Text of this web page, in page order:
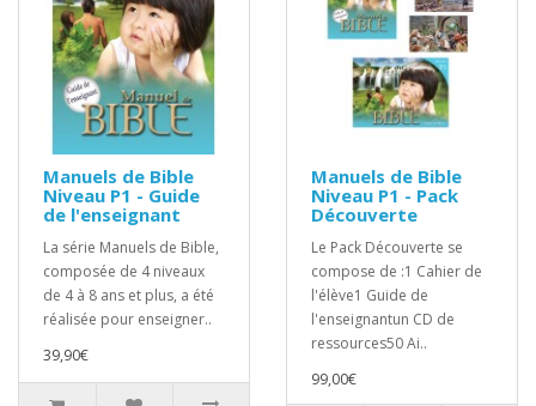
Manuels de Bible
Niveau P1 - Guide
de l'enseignant
La série Manuels de Bible,
composée de 4 niveaux
de 4 à 8 ans et plus, a été
réalisée pour enseigner..
39,90€
Manuels de Bible
Niveau P1 - Pack
Découverte
Le Pack Découverte se
compose de :1 Cahier de
l'élève1 Guide de
l'enseignantun CD de
ressources50 Ai..
99,00€